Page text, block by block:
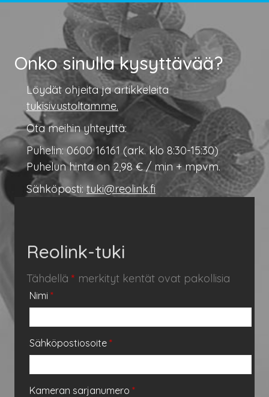
Onko sinulla kysyttävää?
Löydät ohjeita ja artikkeleita
tukisivustoltamme.
Ota meihin yhteyttä:
Puhelin: 0600 16161 (ark. klo 8:30-15:30)
Puhelun hinta on 2,98 € / min + mpvm.
Sähköposti: tuki@reolink.fi
Reolink-tuki
Tähdellä * merkityt kentät ovat pakollisia
Nimi *
Sähköpostiosoite *
Kameran sarjanumero *